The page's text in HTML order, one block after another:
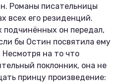
Романы писательницы
всех его резиденций.
подчинённых он передал,
бы Остин посвятила ему
на то что
поклонник, она не
принцу произведение: